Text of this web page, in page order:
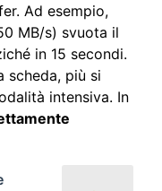
Ad esempio,
MB/s) svuota il
in 15 secondi.
scheda, più si
intensiva. In